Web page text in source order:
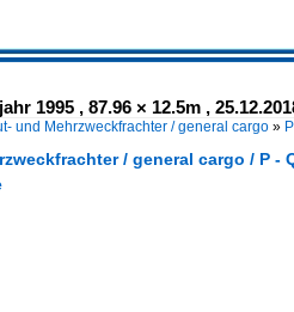
1995 , 87.96 × 12.5m ,
und Mehrzweckfrachter / general cargo »
/ general cargo / P -